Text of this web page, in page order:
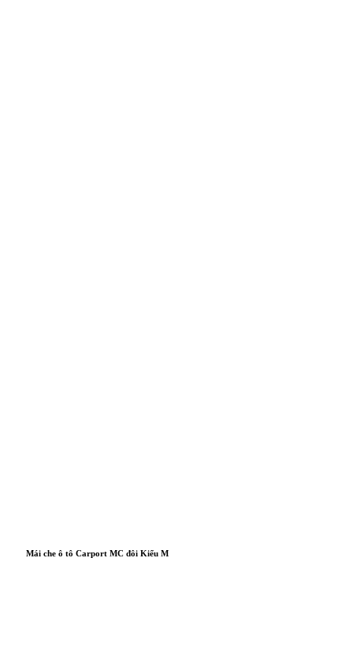
Mái che ô tô Carport MC đôi Kiểu M